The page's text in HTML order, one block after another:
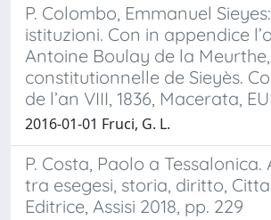
P. Colombo, Emmanuel
istituzioni. Con in appendice
Antoine Boulay de la
constitutionnelle de Sieyès.
de l’an VIII, 1836, Macerata,
2016-01-01 Fruci, G. L.
P. Costa, Paolo a Tessalonica.
tra esegesi, storia, diritto,
Editrice, Assisi 2018, pp. 229